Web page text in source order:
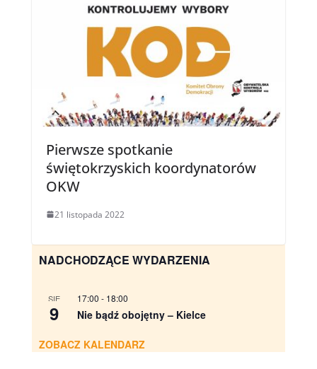
Pierwsze spotkanie
świętokrzyskich koordynatorów
OKW
21 listopada 2022
NADCHODZĄCE WYDARZENIA
SIE
9
17:00 - 18:00
Nie bądź obojętny – Kielce
ZOBACZ KALENDARZ